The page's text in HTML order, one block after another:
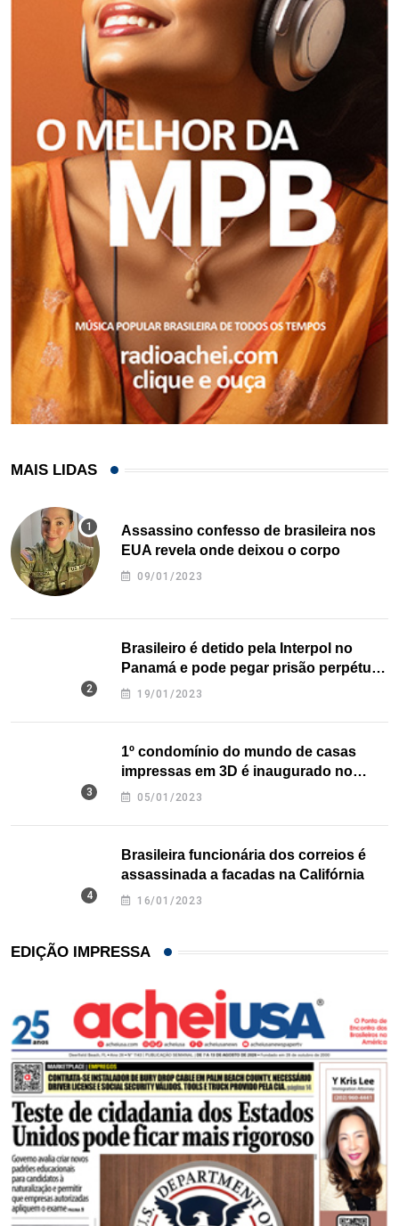
MAIS LIDAS
Assassino confesso de brasileira nos
EUA revela onde deixou o corpo
09/01/2023
Brasileiro é detido pela Interpol no
Panamá e pode pegar prisão perpétua
nos EUA
19/01/2023
1º condomínio do mundo de casas
impressas em 3D é inaugurado no
Texas
05/01/2023
Brasileira funcionária dos correios é
assassinada a facadas na Califórnia
16/01/2023
EDIÇÃO IMPRESSA